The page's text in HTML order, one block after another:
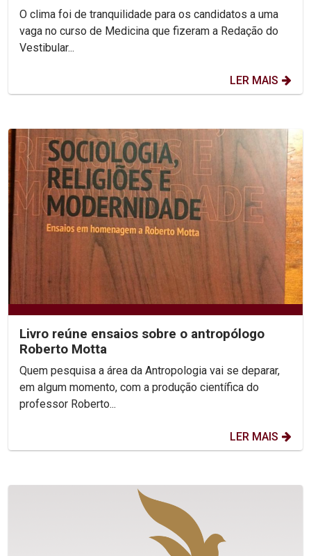
O clima foi de tranquilidade para os candidatos a uma
vaga no curso de Medicina que fizeram a Redação do
Vestibular...
LER MAIS
Livro reúne ensaios sobre o antropólogo
Roberto Motta
Quem pesquisa a área da Antropologia vai se deparar,
em algum momento, com a produção científica do
professor Roberto...
LER MAIS